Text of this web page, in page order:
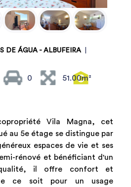
DE ÁGUA - ALBUFEIRA
0 51.00m²
Vila Magna, cet
au 5e étage se distingue par
espaces de vie et ses
rénové et bénéficiant d'un
il offre confort et
ce soit pour un usage